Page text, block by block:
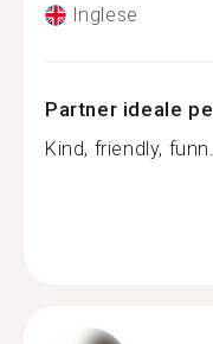
Inglese
Partner ideale
Kind, friendly,